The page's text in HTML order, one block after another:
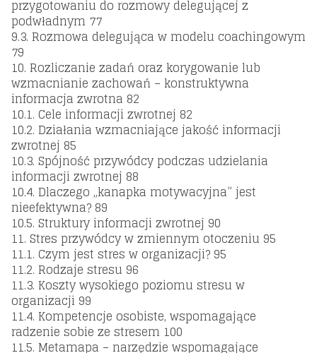
przygotowaniu do rozmowy delegującej z
podwładnym 77
9.3. Rozmowa delegująca w modelu coachingowym
79
10. Rozliczanie zadań oraz korygowanie lub
wzmacnianie zachowań – konstruktywna
informacja zwrotna 82
10.1. Cele informacji zwrotnej 82
10.2. Działania wzmacniające jakość informacji
zwrotnej 85
10.3. Spójność przywódcy podczas udzielania
informacji zwrotnej 88
10.4. Dlaczego „kanapka motywacyjna” jest
nieefektywna? 89
10.5. Struktury informacji zwrotnej 90
11. Stres przywódcy w zmiennym otoczeniu 95
11.1. Czym jest stres w organizacji? 95
11.2. Rodzaje stresu 96
11.3. Koszty wysokiego poziomu stresu w
organizacji 99
11.4. Kompetencje osobiste, wspomagające
radzenie sobie ze stresem 100
11.5. Metamapa – narzędzie wspomagające